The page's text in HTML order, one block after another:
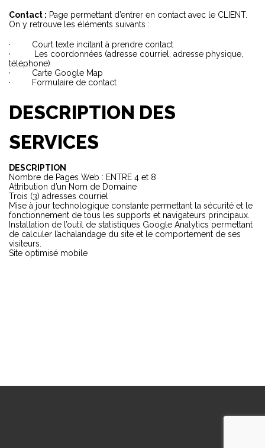
Contact : Page permettant d’entrer en contact avec le CLIENT.
On y retrouve les éléments suivants :
· Court texte incitant à prendre contact
· Les coordonnées (adresse courriel, adresse physique,
téléphone)
· Carte Google Map
· Formulaire de contact
DESCRIPTION DES
SERVICES
DESCRIPTION
Nombre de Pages Web : ENTRE 4 et 8
Attribution d’un Nom de Domaine
Trois (3) adresses courriel
Mise à jour technologique constante permettant la sécurité et le
fonctionnement de tous les supports et navigateurs principaux.
Installation de l’outil de statistiques Google Analytics permettant
de calculer l’achalandage du site et le comportement de ses
visiteurs.
Site optimisé mobile